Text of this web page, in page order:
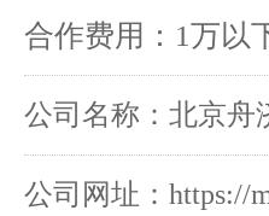
合作费用：1万以
公司名称：北京舟
公司网址：https://